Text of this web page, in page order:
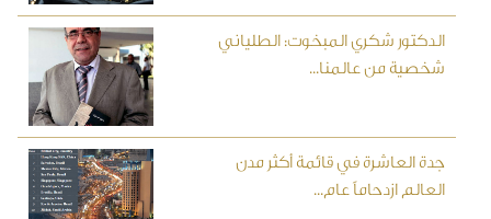
الدكتور شكري المبخوت: الطلياني
شخصية من عالمنا...
جدة العاشرة في قائمة أكثر مدن
العالم ازدحاماً عام...